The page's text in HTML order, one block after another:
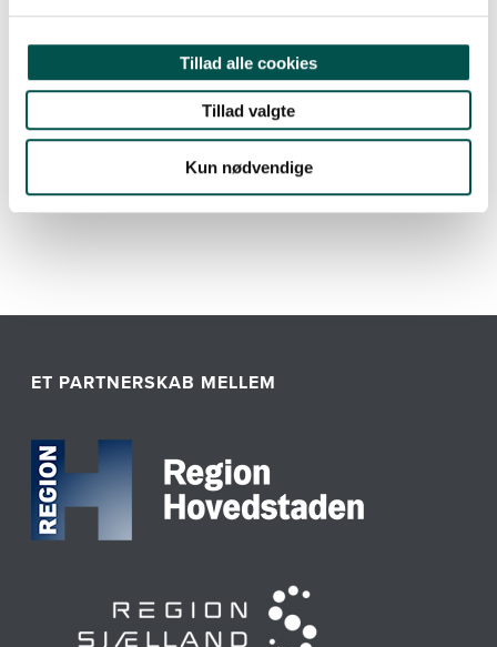
Tillad alle cookies
Tillad valgte
Kun nødvendige
ET PARTNERSKAB MELLEM